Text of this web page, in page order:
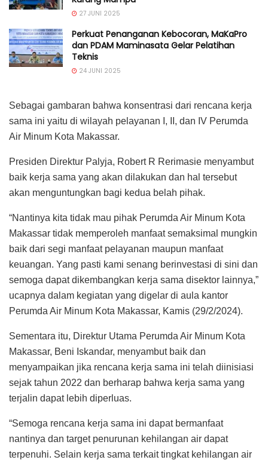
27 JUNI 2025
Perkuat Penanganan Kebocoran, MaKaPro
dan PDAM Maminasata Gelar Pelatihan
Teknis
24 JUNI 2025
Sebagai gambaran bahwa konsentrasi dari rencana kerja
sama ini yaitu di wilayah pelayanan I, II, dan IV Perumda
Air Minum Kota Makassar.
Presiden Direktur Palyja, Robert R Rerimasie menyambut
baik kerja sama yang akan dilakukan dan hal tersebut
akan menguntungkan bagi kedua belah pihak.
“Nantinya kita tidak mau pihak Perumda Air Minum Kota
Makassar tidak memperoleh manfaat semaksimal mungkin
baik dari segi manfaat pelayanan maupun manfaat
keuangan. Yang pasti kami senang berinvestasi di sini dan
semoga dapat dikembangkan kerja sama disektor lainnya,”
ucapnya dalam kegiatan yang digelar di aula kantor
Perumda Air Minum Kota Makassar, Kamis (29/2/2024).
Sementara itu, Direktur Utama Perumda Air Minum Kota
Makassar, Beni Iskandar, menyambut baik dan
menyampaikan jika rencana kerja sama ini telah diinisiasi
sejak tahun 2022 dan berharap bahwa kerja sama yang
terjalin dapat lebih diperluas.
“Semoga rencana kerja sama ini dapat bermanfaat
nantinya dan target penurunan kehilangan air dapat
terpenuhi. Selain kerja sama terkait tingkat kehilangan air